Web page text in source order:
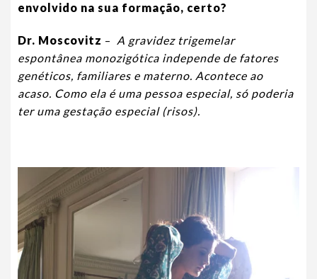
envolvido na sua formação, certo?
Dr. Moscovitz – A gravidez trigemelar
espontânea monozigótica independe de fatores
genéticos, familiares e materno. Acontece ao
acaso. Como ela é uma pessoa especial, só poderia
ter uma gestação especial (risos).